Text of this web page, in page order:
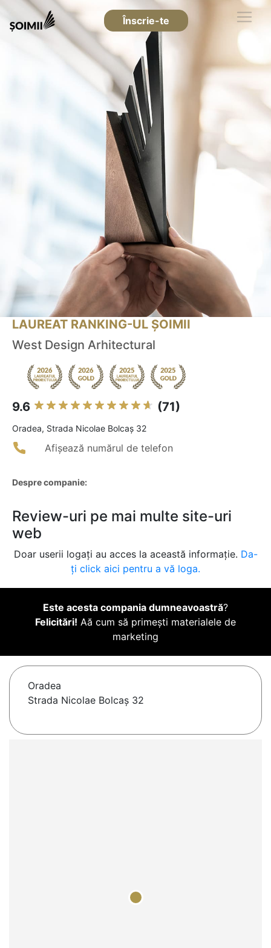
Înscrie-te
LAUREAT RANKING-UL ȘOIMII
West Design Arhitectural
9.6 (71)
Oradea, Strada Nicolae Bolcaș 32
Afișează numărul de telefon
Despre companie:
Review-uri pe mai multe site-uri
web
Doar userii logați au acces la această informație. Da-
ți click aici pentru a vă loga.
Este acesta compania dumneavoastră?
Felicitări! Aă cum să primești materialele de
marketing
Oradea
Strada Nicolae Bolcaș 32